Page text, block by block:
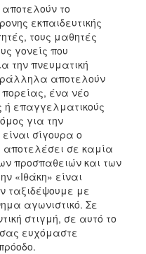
το
εκπαιδευτικής
τους μαθητές
γονείς που
την πνευματική
αποτελούν
ένα νέο
ή επαγγελματικούς
για την
σίγουρα ο
αποτελέσει σε καμία
προσπαθειών και των
«Ιθάκη» είναι
ταξιδέψουμε με
αγωνιστικό. Σε
στιγμή, σε αυτό το
σας ευχόμαστε